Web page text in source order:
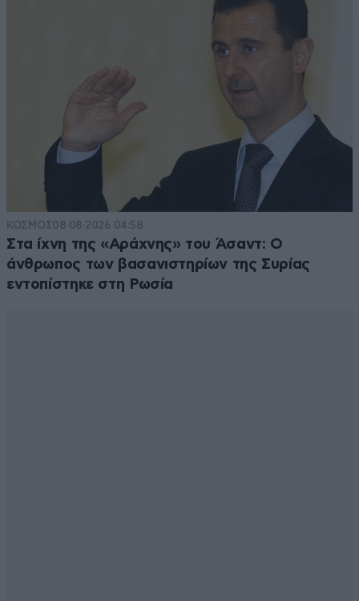
ΚΟΣΜΟΣ08·08·2026 04:58
Στα ίχνη της «Αράχνης» του Άσαντ: Ο
άνθρωπος των βασανιστηρίων της Συρίας
εντοπίστηκε στη Ρωσία